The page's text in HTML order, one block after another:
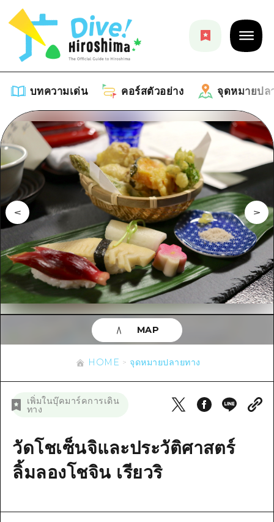
บทความเด่น คอร์สตัวอย่าง จุดหมายปล
บทความเด่น
รายการ
คำแนะนำ
ศิลปะ
งานอีเว้นท์ / เทศกาล
อาหารรสเลิศ / สุรา
การปั่นจักรยาน
ช้อปปิ้ง
กีฬา
สถานบันเทิงยามค่ำคืน
มาตรฐาน
ประวัติศาสตร์ / วัฒนธรรม
ธรรมชาติ
คอร์สตัวอย่าง
รายการ
คู่มือ Dive! Hiroshima
ฮิโรชิม่า โมชิ โมชิ ทราเวล
บริเวณรอบเมืองฮิโรชิม่า
อากิ
บิงโก
บริเวณรอบๆ มิยาจิมะ
จุดหมายปลายทาง
รายการ
บริเวณรอบเมืองฮิโรชิม่า
อากิ
บิงโก
บิโฮคุ
เกโฮคุ
จังหวัดเอฮิเมะ
ชิมาเนะ
อีเว้นท์
ข้อมูลตามฤดูกาล
ข้อมูลที่เป็นประโยชน์
รายการ
เข้าถึงเข้าถึง
สรุปการจราจรรอง
ตั๋วเที่ยวคุ้มค่าตั๋วเที่ยวคุ้มค่า
บริการรับฝากและจัดส่งสัมภาระ
ข่าว
HOME จุดหมายปลายทาง
เพิ่มในบุ๊คมาร์คการเดิน
ทาง
วัดโชเซ็นจิและประวัติศาสตร์
ลิ้มลองโชจิน เรียวริ
MAP